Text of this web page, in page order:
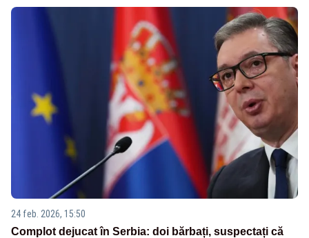
24 feb. 2026, 15:50
Complot dejucat în Serbia: doi bărbați, suspectați că